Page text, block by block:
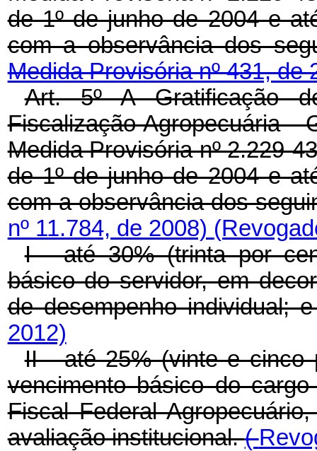
de 1º de junho de 2004 e
com a observância dos
Medida Provisória nº 431, de
Art. 5º A Gratificação
Fiscalização Agropecuária -
Medida Provisória nº 2.229-
de 1º de junho de 2004 e
com a observância dos
nº 11.784, de 2008)
I - até 30% (trinta por
básico do servidor, em
de desempenho individual;
2012)
II - até 25% (vinte e cinco
vencimento básico do
Fiscal Federal
avaliação institucional.(